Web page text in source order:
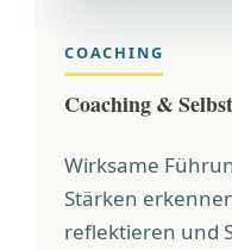
COACHING
Coaching &
Wirksame
Stärken
reflektieren und